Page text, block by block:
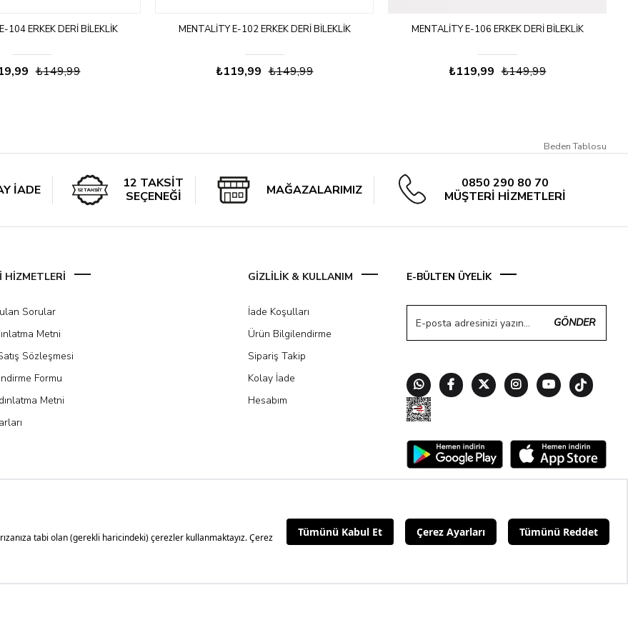
104 ERKEK DERI BILEKLIK
₺149,99
MENTALITY E-102 ERKEK DERI BILEKLIK
₺119,99 ₺149,99
MENTALITY E-106 ERKEK DERI BILEKLIK
₺119,99 ₺149,99
Beden Tablosu
İADE
12 TAKSİT
SEÇENEĞİ
MAĞAZALARIMIZ
0850 290 80 70
MÜŞTERİ HİZMETLERİ
HİZMETLERİ
Sorular
Metni
Sözleşmesi
Formu
Metni
GİZLİLİK & KULLANIM
İade Koşulları
Ürün Bilgilendirme
Sipariş Takip
Kolay İade
Hesabım
E-BÜLTEN ÜYELİK
GÖNDER